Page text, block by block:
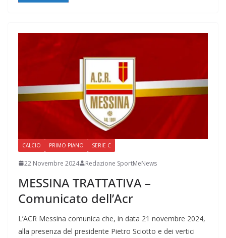
CALCIO PRIMO PIANO SERIE C
22 Novembre 2024 Redazione SportMeNews
MESSINA TRATTATIVA –
Comunicato dell’Acr
L’ACR Messina comunica che, in data 21 novembre 2024,
alla presenza del presidente Pietro Sciotto e dei vertici